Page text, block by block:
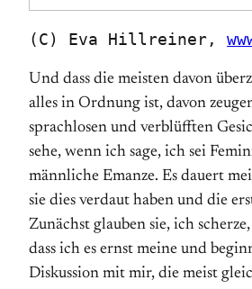
(C) Eva Hillreiner,
Und dass die meisten davon
alles in Ordnung ist, davon
sprachlosen und verblüfften
sehe, wenn ich sage, ich sei
männliche Emanze. Es dauert
sie dies verdaut haben und die
Zunächst glauben sie, ich
dass ich es ernst meine und
Diskussion mit mir, die meist